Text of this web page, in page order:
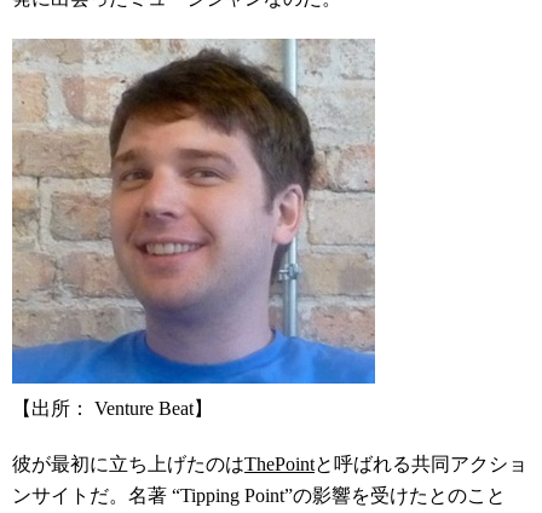
【出所： Venture Beat】
彼が最初に立ち上げたのはThePointと呼ばれる共同アクショ
ンサイトだ。名著 “Tipping Point”の影響を受けたとのこと